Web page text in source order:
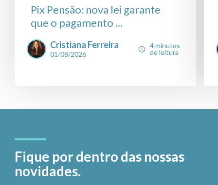
Pix Pensão: nova lei garante
que o pagamento ...
Cristiana Ferreira
01/08/2026
4 minutos
de leitura
Fique por dentro das nossas
novidades.